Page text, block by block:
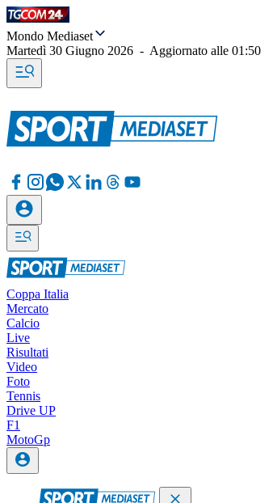
Mondo Mediaset
Martedì 30 Giugno 2026 - Aggiornato alle 01:50
Coppa Italia
Mercato
Calcio
Live
Risultati
Video
Foto
Tennis
Drive UP
F1
MotoGp